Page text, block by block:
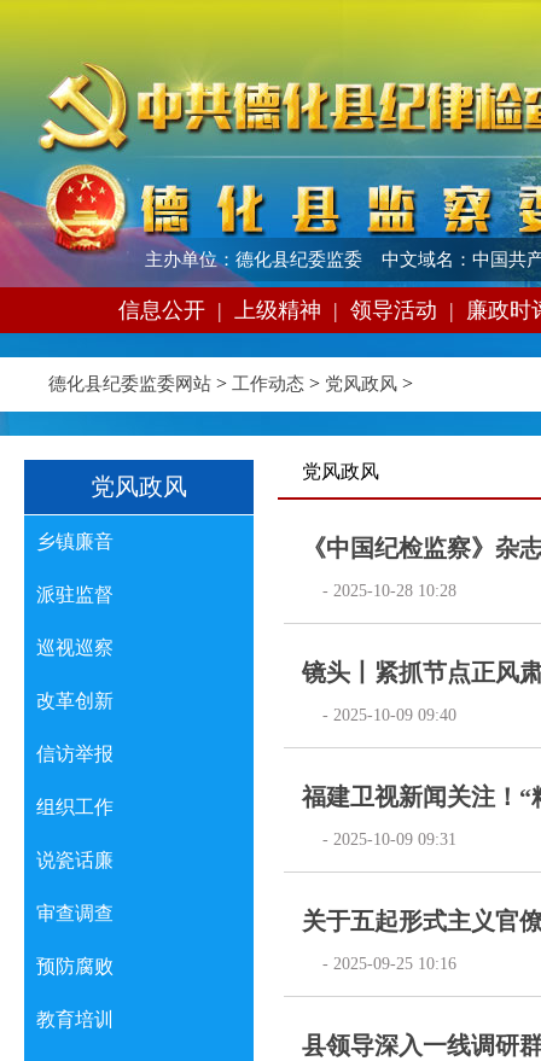
主办单位：德化县纪委监委 中文域名：中国共
信息公开 | 上级精神 | 领导活动 | 廉政时
德化县纪委监委网站 > 工作动态 > 党风政风 >
党风政风
乡镇廉音
派驻监督
巡视巡察
改革创新
信访举报
组织工作
说瓷话廉
审查调查
预防腐败
教育培训
党风政风
《中国纪检监察》杂
- 2025-10-28 10:28
镜头丨紧抓节点正风
- 2025-10-09 09:40
福建卫视新闻关注！“
- 2025-10-09 09:31
关于五起形式主义官
- 2025-09-25 10:16
县领导深入一线调研